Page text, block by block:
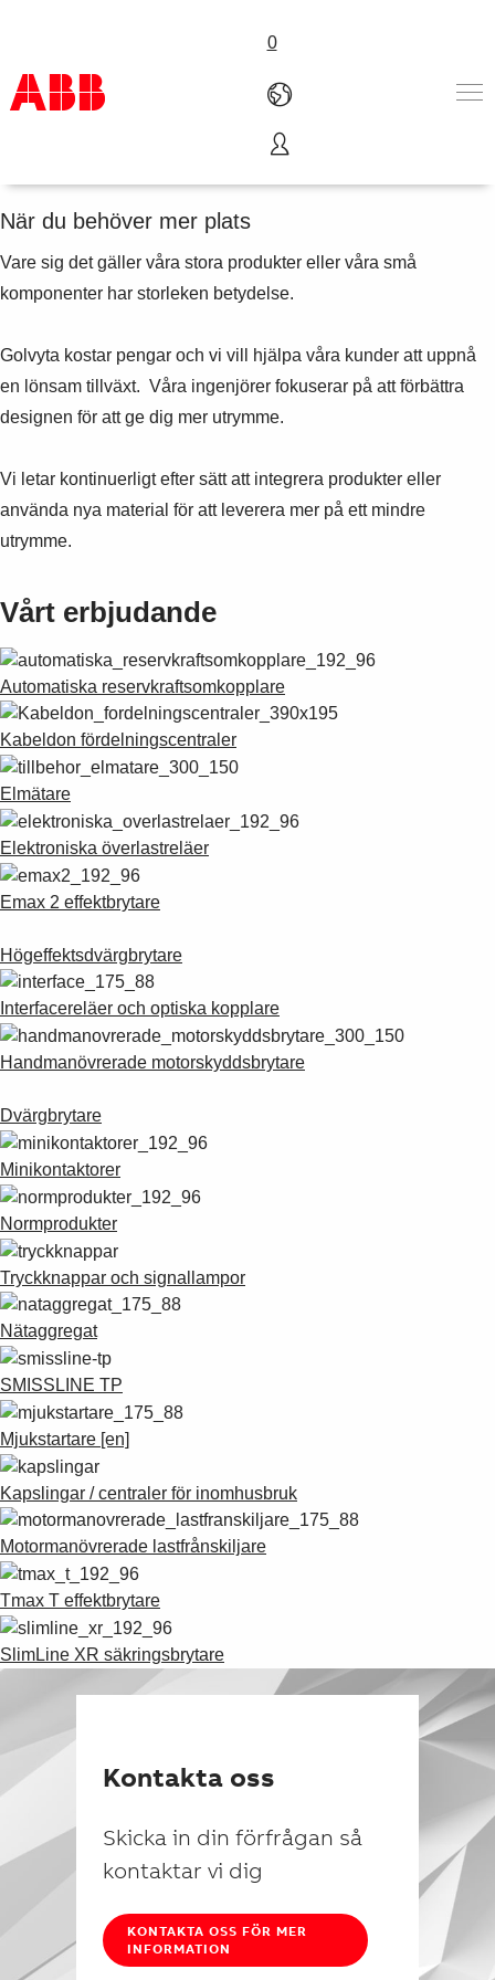
0
Produkter och tjänster
Industrier
Om ABB
Här kan du köpa
Karriär på ABB
Suggestions
Products
Shopping list preview
0
Utrymmesbesparingar
När du behöver mer plats
Vare sig det gäller våra stora produkter eller våra små
komponenter har storleken betydelse.
Golvyta kostar pengar och vi vill hjälpa våra kunder att uppnå
en lönsam tillväxt. Våra ingenjörer fokuserar på att förbättra
designen för att ge dig mer utrymme.
Vi letar kontinuerligt efter sätt att integrera produkter eller
använda nya material för att leverera mer på ett mindre
utrymme.
Vårt erbjudande
Automatiska reservkraftsomkopplare
Kabeldon fördelningscentraler
Elmätare
Elektroniska överlastreläer
Emax 2 effektbrytare
Högeffektsdvärgbrytare
Interfacereläer och optiska kopplare
Handmanövrerade motorskyddsbrytare
Dvärgbrytare
Minikontaktorer
Normprodukter
Tryckknappar och signallampor
Nätaggregat
SMISSLINE TP
Mjukstartare [en]
Kapslingar / centraler för inomhusbruk
Motormanövrerade lastfrånskiljare
Tmax T effektbrytare
SlimLine XR säkringsbrytare
Kontakta oss
Skicka in din förfrågan så
kontaktar vi dig
KONTAKTA OSS FÖR MER
INFORMATION